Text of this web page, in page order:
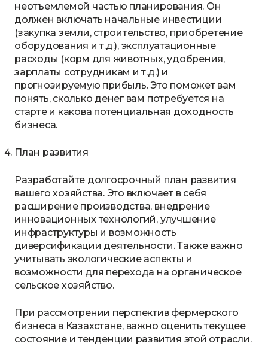
неотъемлемой частью планирования. Он
должен включать начальные инвестиции
(закупка земли, строительство, приобретение
оборудования и т.д.), эксплуатационные
расходы (корм для животных, удобрения,
зарплаты сотрудникам и т.д.) и
прогнозируемую прибыль. Это поможет вам
понять, сколько денег вам потребуется на
старте и какова потенциальная доходность
бизнеса.
План развития
Разработайте долгосрочный план развития
вашего хозяйства. Это включает в себя
расширение производства, внедрение
инновационных технологий, улучшение
инфраструктуры и возможность
диверсификации деятельности. Также важно
учитывать экологические аспекты и
возможности для перехода на органическое
сельское хозяйство.
При рассмотрении перспектив фермерского
бизнеса в Казахстане, важно оценить текущее
состояние и тенденции развития этой отрасли.